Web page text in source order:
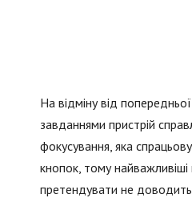
На відміну від
завданнями пристрій
фокусування, яка
кнопок, тому найважливіші
претендувати не